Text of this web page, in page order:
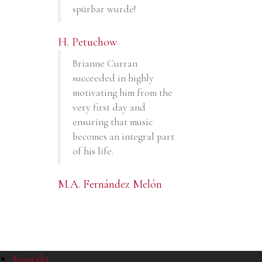
spürbar wurde!
H. Petuchow
Brianne Curran
succeeded in highly
motivating him from the
very first day and
ensuring that music
becomes an integral part
of his life.
M.A. Fernández Melón
Kontakt